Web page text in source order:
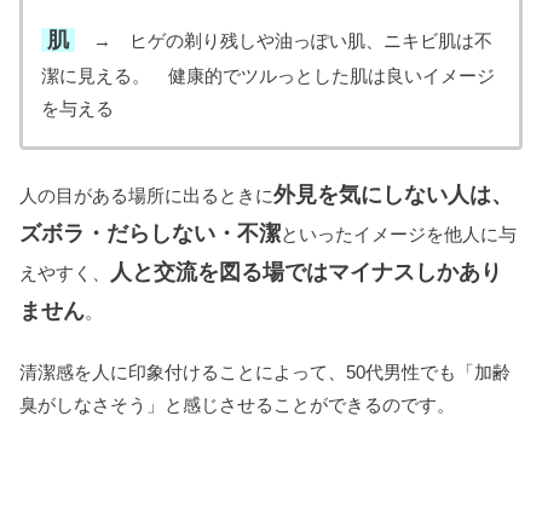
肌
→ ヒゲの剃り残しや油っぽい肌、ニキビ肌は不
潔に見える。 健康的でツルっとした肌は良いイメージ
を与える
人の目がある場所に出るときに外見を気にしない人は、
ズボラ・だらしない・不潔といったイメージを他人に与
えやすく、
人と交流を図る場ではマイナスしかあり
ません。
清潔感を人に印象付けることによって、50代男性でも「加齢
臭がしなさそう」と感じさせることができるのです。